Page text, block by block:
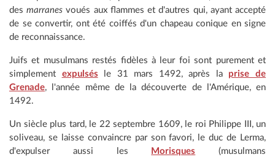
desmarranes voués aux flammes et d'autres qui, ayant accepté
de se convertir, ont été coiffés d'un chapeau conique en signe
de reconnaissance.
Juifs et musulmans restés fidèles à leur foi sont purement et
simplement expulsés le 31 mars 1492, après la prise de
Grenade, l'année même de la découverte de l'Amérique, en
1492.
Un siècle plus tard, le 22 septembre 1609, le roi Philippe III, un
soliveau, se laisse convaincre par son favori, le duc de Lerma,
d'expulser aussi les
Morisques (musulmans